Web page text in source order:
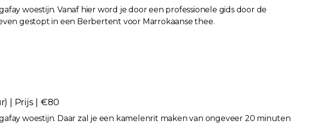
woestijn. Vanaf hier word je door een professionele gids door de
gestopt in een Berbertent voor Marrokaanse thee.
| Prijs | €80
woestijn. Daar zal je een kamelenrit maken van ongeveer 20 minuten